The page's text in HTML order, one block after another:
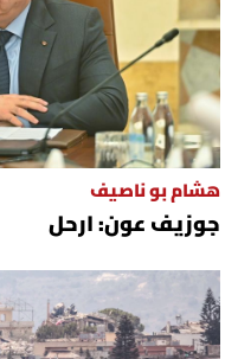
هشام بو ناصيف
جوزيف عون: ارحل